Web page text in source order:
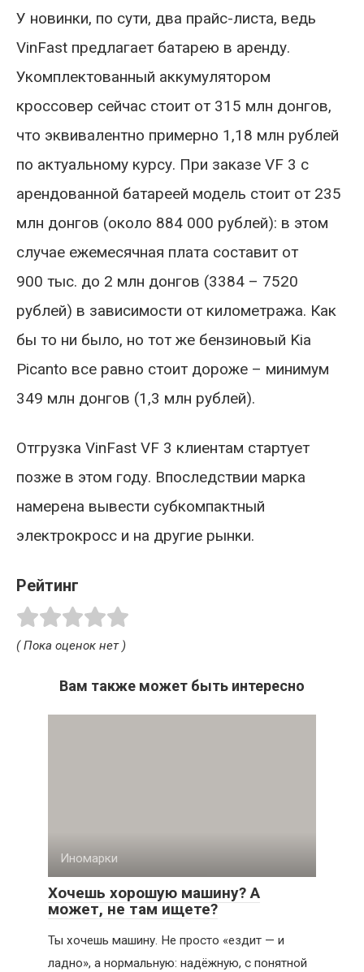
У новинки, по сути, два прайс-листа, ведь
VinFast предлагает батарею в аренду.
Укомплектованный аккумулятором
кроссовер сейчас стоит от 315 млн донгов,
что эквивалентно примерно 1,18 млн рублей
по актуальному курсу. При заказе VF 3 с
арендованной батареей модель стоит от 235
млн донгов (около 884 000 рублей): в этом
случае ежемесячная плата составит от
900 тыс. до 2 млн донгов (3384 – 7520
рублей) в зависимости от километража. Как
бы то ни было, но тот же бензиновый Kia
Picanto все равно стоит дороже – минимум
349 млн донгов (1,3 млн рублей).
Отгрузка VinFast VF 3 клиентам стартует
позже в этом году. Впоследствии марка
намерена вывести субкомпактный
электрокросс и на другие рынки.
Рейтинг
( Пока оценок нет )
Вам также может быть интересно
Иномарки
Хочешь хорошую машину? А
может, не там ищете?
Ты хочешь машину. Не просто «ездит — и
ладно», а нормальную: надёжную, с понятной